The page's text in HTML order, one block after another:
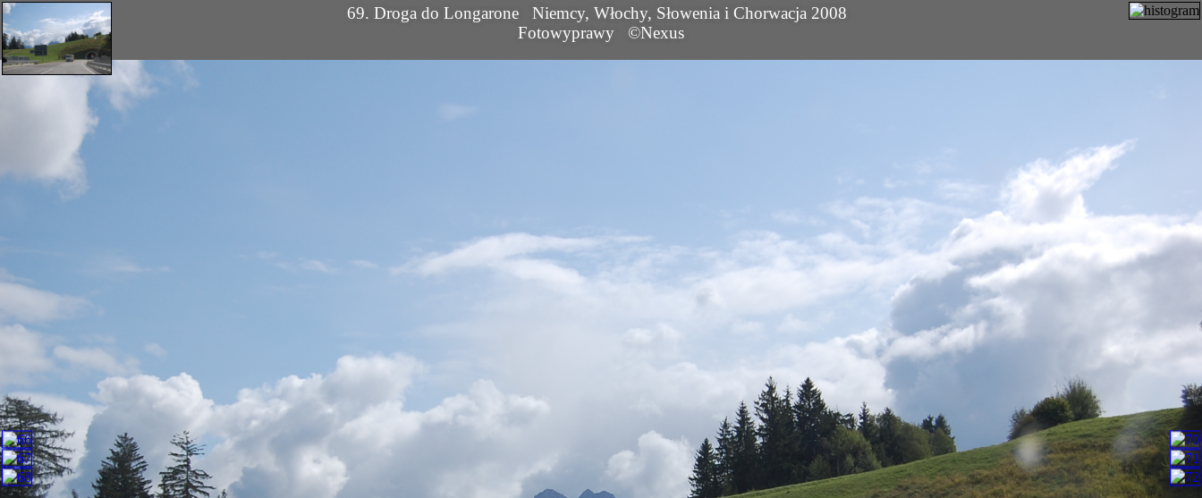
69. Droga do Longarone Niemcy, Włochy, Słowenia i Chorwacja 2008
Fotowyprawy
©Nexus